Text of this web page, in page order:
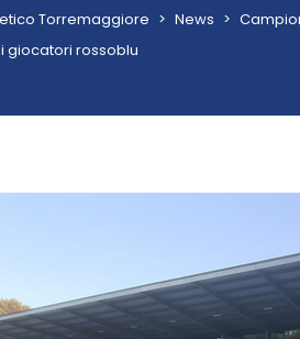
Torremaggiore > News >
giocatori rossoblu